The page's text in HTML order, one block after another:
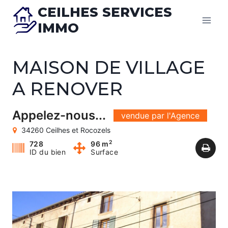
content
CEILHES SERVICES
IMMO
MAISON DE VILLAGE
A RENOVER
Appelez-nous... vendue par l'Agence
34260 Ceilhes et Rocozels
728
ID du bien
96 m2
Surface